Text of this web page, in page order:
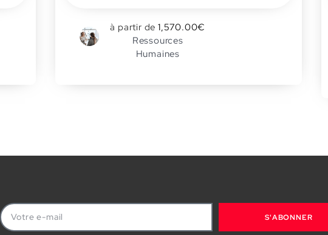
à partir de 1,570.00€
Ressources
Humaines
S'ABONNER